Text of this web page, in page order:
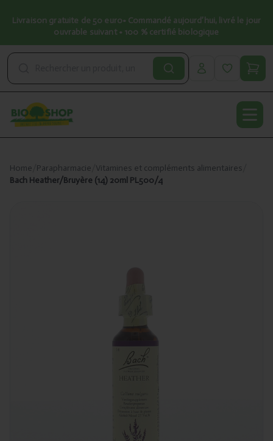
Livraison gratuite de 50 euro• Commandé aujourd’hui, livré le jour
ouvrable suivant • 100 % certifié biologique
Home Parapharmacie Vitamines et compléments alimentaires
Bach Heather/Bruyère (14) 20ml PL500/4